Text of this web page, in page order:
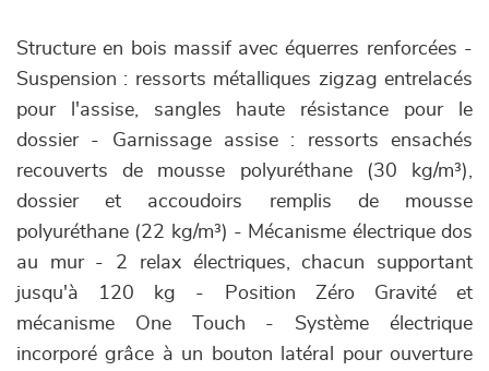
Structure en bois massif avec équerres renforcées -
Suspension : ressorts métalliques zigzag entrelacés
pour l'assise, sangles haute résistance pour le
dossier - Garnissage assise : ressorts ensachés
recouverts de mousse polyuréthane (30 kg/m³),
dossier et accoudoirs remplis de mousse
polyuréthane (22 kg/m³) - Mécanisme électrique dos
au mur - 2 relax électriques, chacun supportant
jusqu'à 120 kg - Position Zéro Gravité et
mécanisme One Touch - Système électrique
incorporé grâce à un bouton latéral pour ouverture